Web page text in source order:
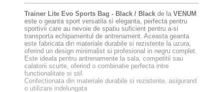
Trainer Lite Evo Sports Bag - Black / Black de laVENUM
este o geanta sport versatila si eleganta, perfecta pentru
sportivii care au nevoie de spatiu suficient pentru a-si
transporta echipamentul de antrenament. Aceasta geanta
este fabricata din materiale durabile si rezistente la uzura,
oferind un design minimalist si profesional in negru complet.
Este ideala pentru antrenamente la sala, competitii sau
calatorii scurte, oferind o combinatie perfecta intre
functionalitate si stil.
Confectionata din materiale durabile si rezistente, asigurand
o utilizare indelungata